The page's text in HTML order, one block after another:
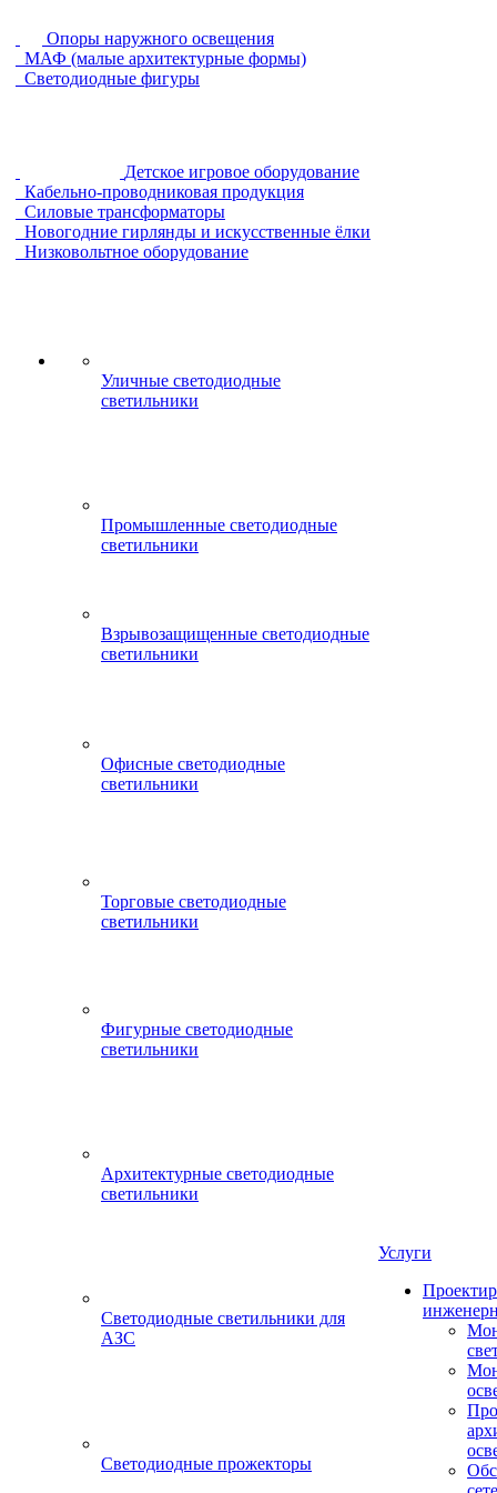
Опоры наружного освещения
МАФ (малые архитектурные формы)
Светодиодные фигуры
Детское игровое оборудование
Кабельно-проводниковая продукция
Силовые трансформаторы
Новогодние гирлянды и искусственные ёлки
Низковольтное оборудование
Уличные светодиодные
светильники
Промышленные светодиодные
светильники
Взрывозащищенные светодиодные
светильники
Офисные светодиодные
светильники
Торговые светодиодные
светильники
Фигурные светодиодные
светильники
Архитектурные светодиодные
светильники
Светодиодные светильники для
АЗС
Светодиодные прожекторы
Услуги